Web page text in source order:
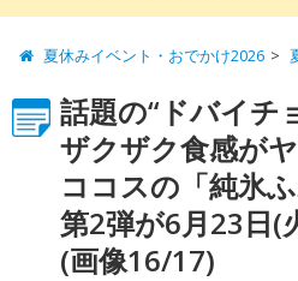
夏休みイベント・おでかけ2026
話題の“ドバイチ
ザクザク食感が
ココスの「純氷
第2弾が6月23日(
(画像16/17)